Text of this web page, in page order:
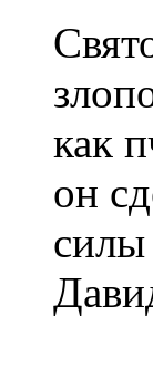
как
он
силы